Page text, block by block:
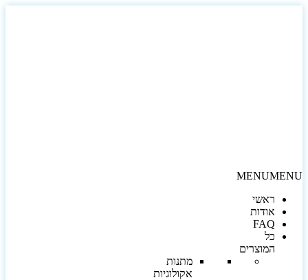
MENU
ראשי
אודות
FAQ
כל
המוצרים
מתנות
אקולוגיות